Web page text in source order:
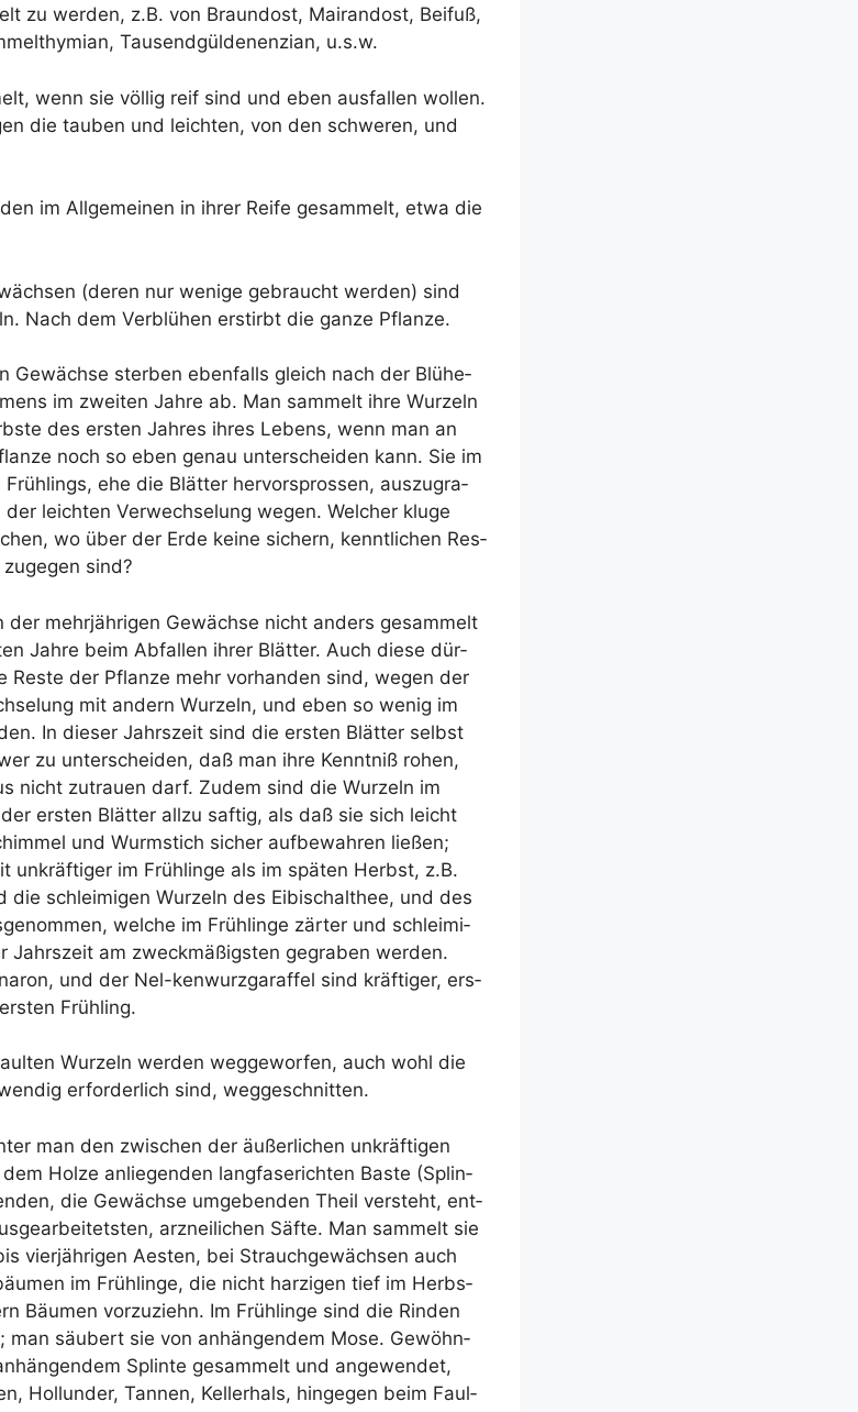
zu wer­den, z.B. von Braun­d­ost, Mai­ran­d­ost, Bei­fuß,
Tau­send­gül­den­en­zi­an, u.s.w.
wenn sie völ­lig reif sind und eben aus­fal­len wol­len.
die tau­ben und leich­ten, von den schwe­ren, und
im All­ge­mei­nen in ihrer Rei­fe gesam­melt, etwa die
(deren nur weni­ge gebraucht wer­den) sind
Nach dem Ver­blü­hen erstirbt die gan­ze Pflanze.
Gewäch­se ster­ben eben­falls gleich nach der Blü­he­
im zwei­ten Jah­re ab. Man sam­melt ihre Wur­zeln
des ers­ten Jah­res ihres Lebens, wenn man an
noch so eben genau unter­schei­den kann. Sie im
ehe die Blät­ter her­vor­spros­sen, aus­zu­gra­
leich­ten Ver­wech­se­lung wegen. Wel­cher klu­ge
wo über der Erde kei­ne sichern, kennt­li­chen Res­
sind?
der mehr­jäh­ri­gen Gewäch­se nicht anders gesam­melt
Jah­re beim Abfal­len ihrer Blät­ter. Auch die­se dür­
Res­te der Pflan­ze mehr vor­han­den sind, wegen der
mit andern Wur­zeln, und eben so wenig im
In die­ser Jahrs­zeit sind die ers­ten Blät­ter selbst
zu unter­schei­den, daß man ihre Kennt­niß rohen,
nicht zutrau­en darf. Zudem sind die Wur­zeln im
ers­ten Blät­ter all­zu saf­tig, als daß sie sich leicht
und Wurm­stich sicher auf­be­wah­ren lie­ßen;
unkräf­ti­ger im Früh­lin­ge als im spä­ten Herbst, z.B.
die schlei­mi­gen Wur­zeln des Eibi­schalthee, und des
wel­che im Früh­lin­ge zär­ter und schlei­mi­
Jahrs­zeit am zweck­mä­ßigs­ten gegra­ben wer­den.
und der Nel-ken­wurz­ga­raf­fel sind kräf­ti­ger, ers­
Frühling.
Wur­zeln wer­den weg­ge­wor­fen, auch wohl die
erfor­der­lich sind, weggeschnitten.
man den zwi­schen der äußer­li­chen unkräf­ti­gen
Hol­ze anlie­gen­den lang­fa­se­rich­ten Bas­te (Splin­
die Gewäch­se umge­ben­den Theil ver­steht, ent­
arz­nei­li­chen Säf­te. Man sam­melt sie
vier­jäh­ri­gen Aes­ten, bei Strauch­ge­wäch­sen auch
im Früh­lin­ge, die nicht har­zi­gen tief im Herbs­
Bäu­men vor­zu­ziehn. Im Früh­lin­ge sind die Rin­den
man säu­bert sie von anhän­gen­dem Mose. Gewöhn­
Splin­te gesam­melt und ange­wen­det,
Hol­lun­der, Tan­nen, Kel­ler­hals, hin­ge­gen beim Faul­